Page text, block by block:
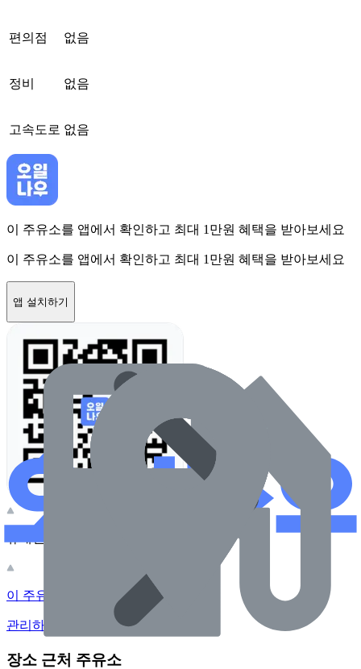
편의점 없음
정비 없음
고속도로 없음
이 주유소를 앱에서 확인하고 최대 1만원 혜택을 받아보세요
이 주유소를 앱에서 확인하고 최대 1만원 혜택을 받아보세요
앱 설치하기
이 주유소의 사장님이신가요?
관리하기
장소 근처 주유소